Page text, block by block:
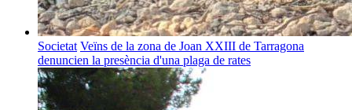
Societat Veïns de la zona de Joan XXIII de Tarragona
denuncien la presència d'una plaga de rates